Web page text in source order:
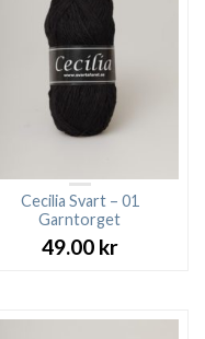
Cecilia Svart – 01
Garntorget
49.00 kr